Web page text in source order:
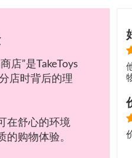
店”是TakeToys
店时背后的理
在舒心的环境
购物体验。